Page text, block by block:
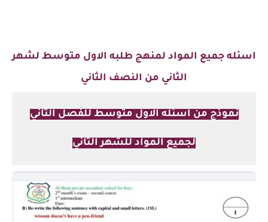
اسئله جميع المواد لمنهج طلبه الاول متوسط لشهر
الثاني من النصف الثاني
نموذج من اسئله الاول متوسط للفصل الثاني
لجميع المواد للشهر الثاني